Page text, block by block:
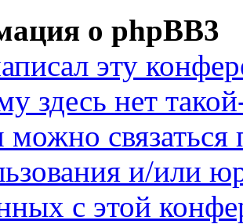
о phpBB3
эту
здесь нет
связаться
и/или
с этой